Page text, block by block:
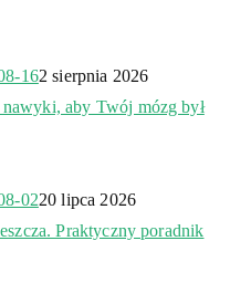
162 sierpnia 2026
aby Twój mózg był
0220 lipca 2026
Praktyczny poradnik